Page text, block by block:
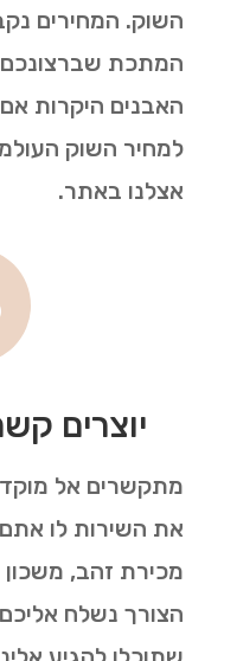
השוק. המחירים
המתכת שברצונכם
האבנים היקרות
למחיר השוק
אצלנו באתר.
יוצרים
מתקשרים אל מוקד
את השירות לו אתם
מכירת זהב, משכון
הצורך נשלח